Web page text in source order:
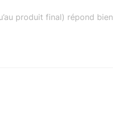
produit final) répond bien